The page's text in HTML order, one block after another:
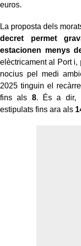
euros.
La proposta dels
decret permet
estacionen menys
elèctricament al Port i,
nocius pel medi
2025 tinguin el
fins als 8. És a dir,
estipulats fins ara als